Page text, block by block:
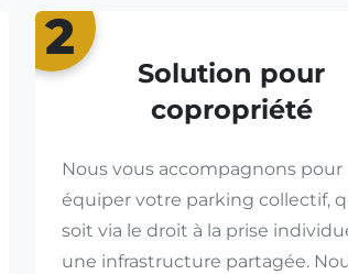
2
Solution pour
copropriété
Nous vous accompagnons pour
équiper votre parking collectif,
soit via le droit à la prise
une infrastructure partagée.